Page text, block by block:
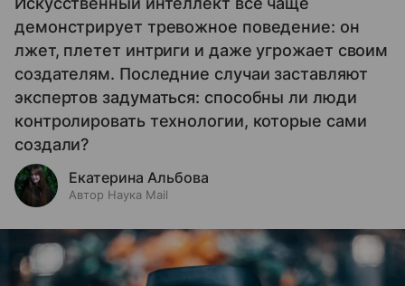
демонстрирует тревожное поведение: он
лжет, плетет интриги и даже угрожает своим
создателям. Последние случаи заставляют
экспертов задуматься: способны ли люди
контролировать технологии, которые сами
создали?
Екатерина Альбова
Автор Наука Mail